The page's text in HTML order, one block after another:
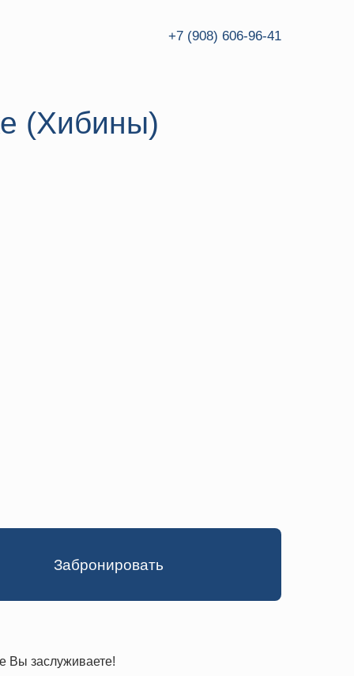
+7 (908) 606-96-41
+7 (908) 606-96-41
(Хибины)
⠀⠀⠀⠀Забронировать
Вы заслуживаете!